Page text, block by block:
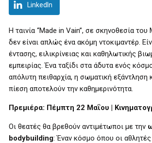
LinkedIn
Η ταινία “Made in Vain”, σε σκηνοθεσία του
δεν είναι απλώς ένα ακόμη ντοκιμαντέρ.
έντασης, ειλικρίνειας και καθηλωτικής
εμπειρίας. Ένα ταξίδι στα άδυτα ενός
απόλυτη πειθαρχία, η σωματική εξάντληση
πίεση αποτελούν την καθημερινότητα.
Πρεμιέρα: Πέμπτη 22 Μαΐου |
Οι θεατές θα βρεθούν αντιμέτωποι με την
bodybuilding: Έναν κόσμο όπου οι αθλητές